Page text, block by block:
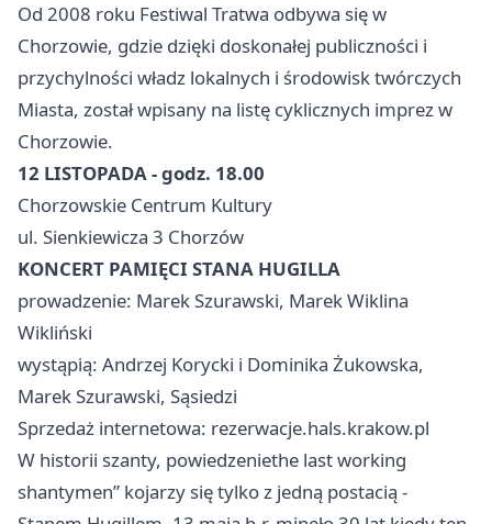
Od 2008 roku Festiwal Tratwa odbywa się w
Chorzowie, gdzie dzięki doskonałej publiczności i
przychylności władz lokalnych i środowisk twórczych
Miasta, został wpisany na listę cyklicznych imprez w
Chorzowie.
12 LISTOPADA - godz. 18.00
Chorzowskie Centrum Kultury
ul. Sienkiewicza 3 Chorzów
KONCERT PAMIĘCI STANA HUGILLA
prowadzenie: Marek Szurawski, Marek Wiklina
Wikliński
wystąpią: Andrzej Korycki i Dominika Żukowska,
Marek Szurawski, Sąsiedzi
Sprzedaż internetowa: rezerwacje.hals.krakow.pl
W historii szanty, powiedzeniethe last working
shantymen” kojarzy się tylko z jedną postacią -